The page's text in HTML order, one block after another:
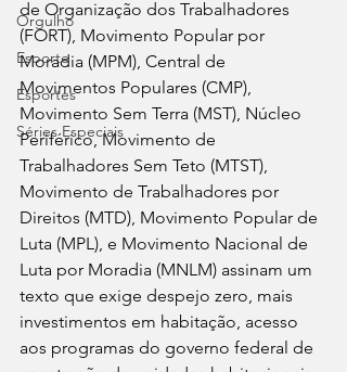
Orgulho
Esporte
Esportes
Séries Especiais
de Organização dos Trabalhadores
(FORT), Movimento Popular por
Moradia (MPM), Central de
Movimentos Populares (CMP),
Movimento Sem Terra (MST), Núcleo
Periférico, Movimento de
Trabalhadores Sem Teto (MTST),
Movimento de Trabalhadores por
Direitos (MTD), Movimento Popular de
Luta (MPL), e Movimento Nacional de
Luta por Moradia (MNLM) assinam um
texto que exige despejo zero, mais
investimentos em habitação, acesso
aos programas do governo federal de